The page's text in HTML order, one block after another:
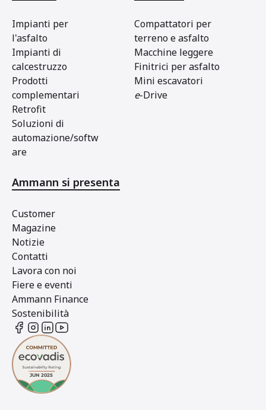
Impianti per
l'asfalto
Impianti di
calcestruzzo
Prodotti
complementari
Retrofit
Soluzioni di
automazione/softw
are
Compattatori per
terreno e asfalto
Macchine leggere
Finitrici per asfalto
Mini escavatori
e-Drive
Ammann si presenta
Customer
Magazine
Notizie
Contatti
Lavora con noi
Fiere e eventi
Ammann Finance
Sostenibilità